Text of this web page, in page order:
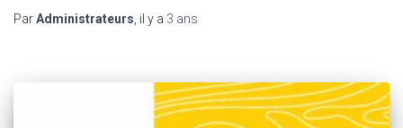
ParAdministrateurs , il y a 3 ans